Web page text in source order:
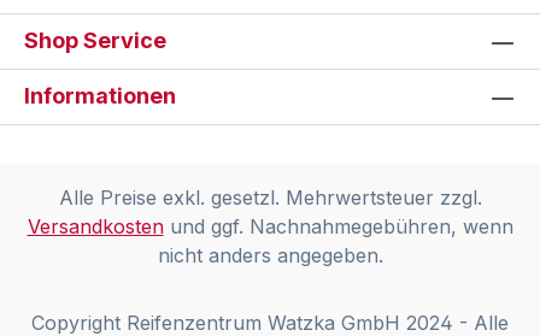
Shop Service
Informationen
Alle Preise exkl. gesetzl. Mehrwertsteuer zzgl.
Versandkostenund ggf. Nachnahmegebühren, wenn
nicht anders angegeben.
Copyright Reifenzentrum Watzka GmbH 2024 - Alle